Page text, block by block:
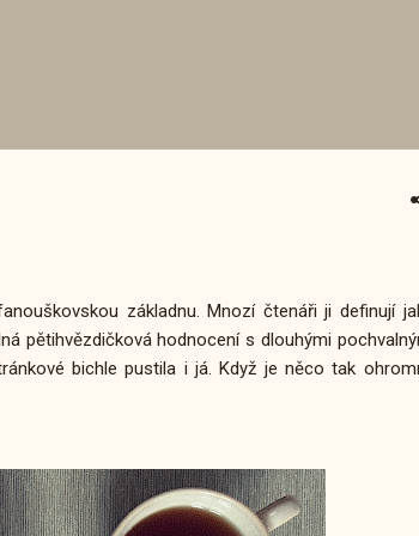
základnu. Mnozí čtenáři ji definují
pětihvězdičková hodnocení s dlouhými
bichle pustila i já. Když je něco tak